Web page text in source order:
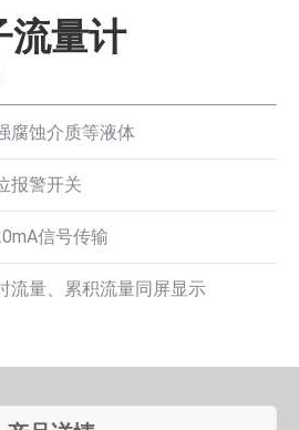
流量计
腐蚀介质等液体
报警开关
信号传输
流量、累积流量同屏显示